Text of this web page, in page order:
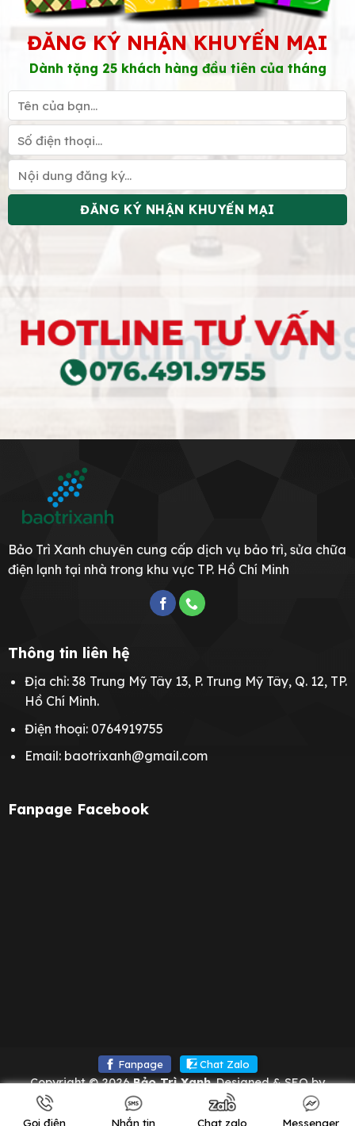
ĐĂNG KÝ NHẬN KHUYẾN MẠI
Dành tặng 25 khách hàng đầu tiên của tháng
Bảo Trì Xanh chuyên cung cấp dịch vụ bảo trì, sửa chữa
điện lạnh tại nhà trong khu vực TP. Hồ Chí Minh
Thông tin liên hệ
Địa chỉ: 38 Trung Mỹ Tây 13, P. Trung Mỹ Tây, Q. 12, TP.
Hồ Chí Minh.
Điện thoại: 0764919755
Email: baotrixanh@gmail.com
Fanpage Facebook
Fanpage Chat Zalo
Copyright © 2026Bảo Trì Xanh. Designed & SEO by
bangtruong.org
Gọi điện Nhắn tin Chat zalo Messenger